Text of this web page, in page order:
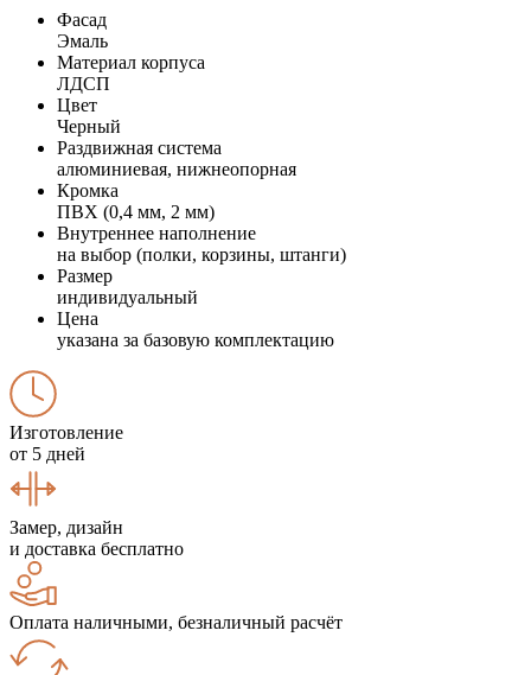
Фасад
Эмаль
Материал корпуса
ЛДСП
Цвет
Черный
Раздвижная система
алюминиевая, нижнеопорная
Кромка
ПВХ (0,4 мм, 2 мм)
Внутреннее наполнение
на выбор (полки, корзины, штанги)
Размер
индивидуальный
Цена
указана за базовую комплектацию
Изготовление
от 5 дней
Замер, дизайн
и доставка бесплатно
Оплата наличными, безналичный расчёт